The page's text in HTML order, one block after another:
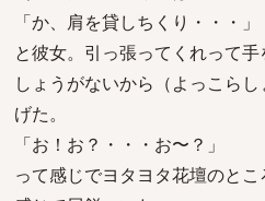
「か、肩を貸しちくり・・・」
と彼女。引っ張ってくれって手
しょうがないから（よっこら
げた。
「お！お？・・・お〜？」
って感じでヨタヨタ花壇のと